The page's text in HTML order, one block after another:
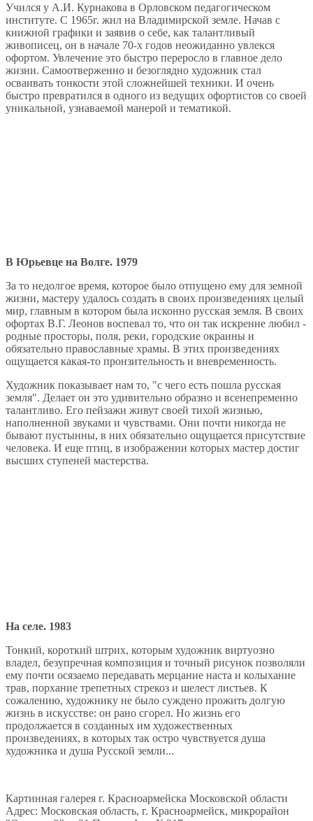
Учился у А.И. Курнакова в Орловском педагогическом
институте. С 1965г. жил на Владимирской земле. Начав с
книжной графики и заявив о себе, как талантливый
живописец, он в начале 70-х годов неожиданно увлекся
офортом. Увлечение это быстро переросло в главное дело
жизни. Самоотверженно и безоглядно художник стал
осваивать тонкости этой сложнейшей техники. И очень
быстро превратился в одного из ведущих офортистов со своей
уникальной, узнаваемой манерой и тематикой.
В Юрьевце на Волге. 1979
За то недолгое время, которое было отпущено ему для земной
жизни, мастеру удалось создать в своих произведениях целый
мир, главным в котором была исконно русская земля. В своих
офортах В.Г. Леонов воспевал то, что он так искренне любил -
родные просторы, поля, реки, городские окраины и
обязательно православные храмы. В этих произведениях
ощущается какая-то пронзительность и вневременность.
Художник показывает нам то, "с чего есть пошла русская
земля". Делает он это удивительно образно и всенепременно
талантливо. Его пейзажи живут своей тихой жизнью,
наполненной звуками и чувствами. Они почти никогда не
бывают пустынны, в них обязательно ощущается присутствие
человека. И еще птиц, в изображении которых мастер достиг
высших ступеней мастерства.
На селе. 1983
Тонкий, короткий штрих, которым художник виртуозно
владел, безупречная композиция и точный рисунок позволяли
ему почти осязаемо передавать мерцание наста и колыхание
трав, порхание трепетных стрекоз и шелест листьев. К
сожалению, художнику не было суждено прожить долгую
жизнь в искусстве: он рано сгорел. Но жизнь его
продолжается в созданных им художественных
произведениях, в которых так остро чувствуется душа
художника и душа Русской земли...
Картинная галерея г. Красноармейска Московской области
Адрес: Московская область, г. Красноармейск, микрорайон